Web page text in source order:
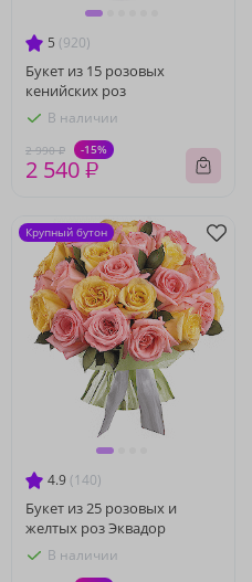
5 (920)
Букет из 15 розовых
кенийских роз
В наличии
2 990 ₽ -15%
2 540 ₽
4.9 (140)
Букет из 25 розовых и
желтых роз Эквадор
В наличии
Крупный бутон